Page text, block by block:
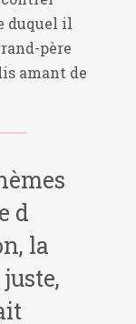
duquel il
père
amant de
d
la